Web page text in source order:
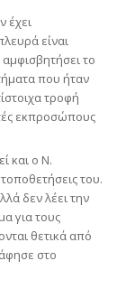
έχει
είναι
αμφισβητήσει το
που ήταν
τροφή
εκπροσώπους
και ο Ν.
του.
δεν λέει την
για τους
θετικά από
στο